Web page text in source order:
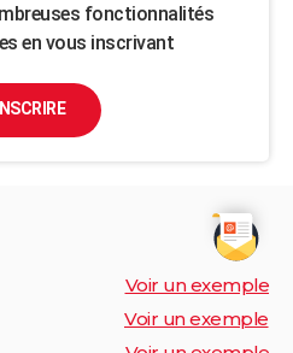
fonctionnalités
en vous inscrivant
Voir un exemple
Voir un exemple